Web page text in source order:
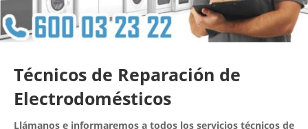
Técnicos de Reparación de
Electrodomésticos
Llámanos e informaremos a todos los servicios técnicos de